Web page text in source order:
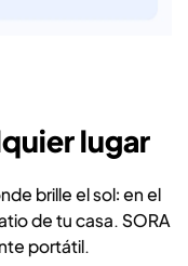
lugar
brille el sol: en el
de tu casa. SORA
portátil.